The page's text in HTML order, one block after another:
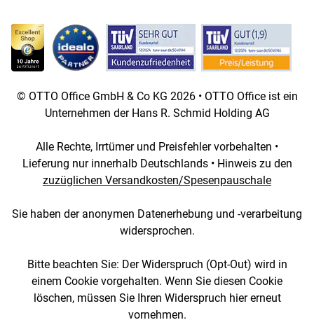
© OTTO Office GmbH & Co KG 2026 • OTTO Office ist ein
Unternehmen der Hans R. Schmid Holding AG
Alle Rechte, Irrtümer und Preisfehler vorbehalten •
Lieferung nur innerhalb Deutschlands • Hinweis zu den
zuzüglichen Versandkosten/Spesenpauschale
Sie haben der anonymen Datenerhebung und -verarbeitung
widersprochen.
Bitte beachten Sie: Der Widerspruch (Opt-Out) wird in
einem Cookie vorgehalten. Wenn Sie diesen Cookie
löschen, müssen Sie Ihren Widerspruch hier erneut
vornehmen.